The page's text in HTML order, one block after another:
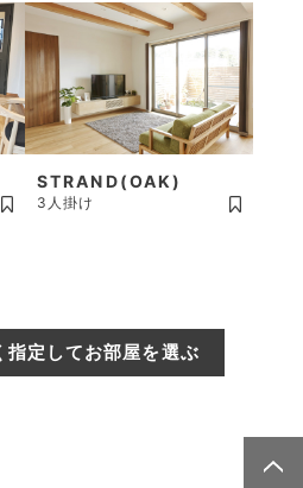
STRAND(OAK)
3人掛け
指定してお部屋を選ぶ